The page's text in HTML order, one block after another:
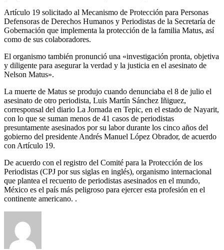
Artículo 19 solicitado al Mecanismo de Protección para Personas
Defensoras de Derechos Humanos y Periodistas de la Secretaría de
Gobernación que implementa la protección de la familia Matus, así
como de sus colaboradores.
El organismo también pronunció una «investigación pronta, objetiva
y diligente para asegurar la verdad y la justicia en el asesinato de
Nelson Matus».
La muerte de Matus se produjo cuando denunciaba el 8 de julio el
asesinato de otro periodista, Luis Martín Sánchez Iñiguez,
corresponsal del diario La Jornada en Tepic, en el estado de Nayarit,
con lo que se suman menos de 41 casos de periodistas
presuntamente asesinados por su labor durante los cinco años del
gobierno del presidente Andrés Manuel López Obrador, de acuerdo
con Artículo 19.
De acuerdo con el registro del Comité para la Protección de los
Periodistas (CPJ por sus siglas en inglés), organismo internacional
que plantea el recuento de periodistas asesinados en el mundo,
México es el país más peligroso para ejercer esta profesión en el
continente americano. .